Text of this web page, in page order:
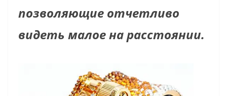
позволяющие отчетливо
видеть малое на расстоянии.